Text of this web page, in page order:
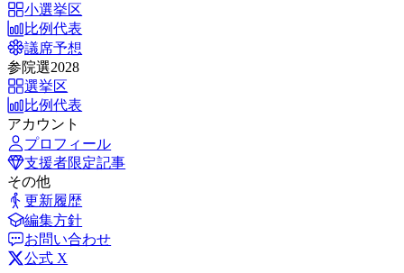
小選挙区
比例代表
議席予想
参院選2028
選挙区
比例代表
アカウント
プロフィール
支援者限定記事
その他
更新履歴
編集方針
お問い合わせ
公式 X